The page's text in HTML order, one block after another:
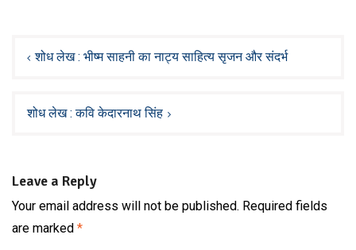
navigation
शोध लेख : भीष्म साहनी का नाट्य साहित्य सृजन और संदर्भ
शोध लेख : कवि केदारनाथ सिंह
Leave a Reply
Your email address will not be published. Required fields
are marked *